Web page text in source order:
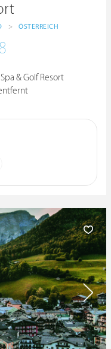
> ÖSTERREICH
& Golf Resort